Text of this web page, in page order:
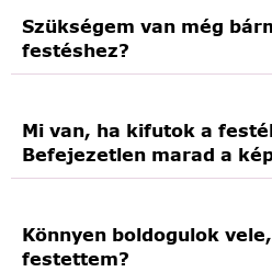
Szükségem van még
festéshez?
Mi van, ha kifutok a
Befejezetlen marad a
Könnyen boldogulok
festettem?